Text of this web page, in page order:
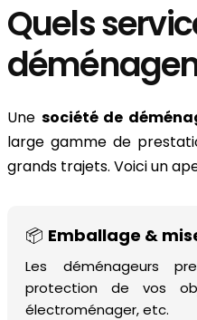
Quels
Une société de
large gamme de
grands trajets. Voici un
📦 Emballage &
Les déménageurs
protection de vos
électroménager, etc.